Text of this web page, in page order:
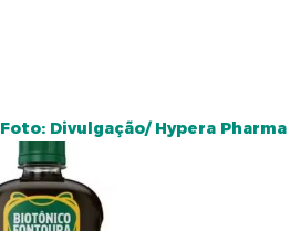
Foto: Divulgação/ Hypera Pharma